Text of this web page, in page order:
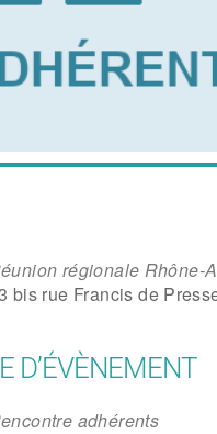
régionale Rhône-
bis rue Francis de
D’ÉVÈNEMENT
adhérents